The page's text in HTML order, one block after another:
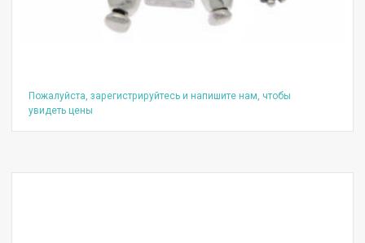
Пожалуйста, зарегистрируйтесь и напишите нам, чтобы
увидеть цены